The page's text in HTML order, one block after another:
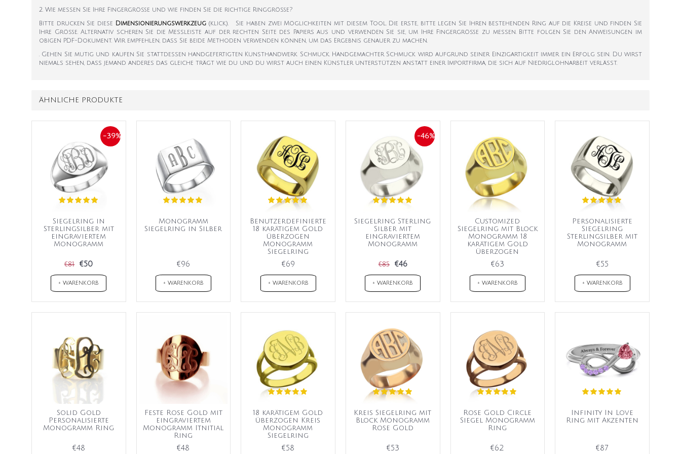
2. Wie messen Sie Ihre Fingergröße und wie finden Sie die richtige Ringgröße?
Bitte drucken Sie diese Dimensionierungswerkzeug (klick). Sie haben zwei Möglichkeiten mit diesem Tool. Die erste, bitte legen Sie Ihren bestehenden Ring auf die Kreise und finden Sie
Ihre Größe. Alternativ scheren Sie die Messleiste auf der rechten Seite des Papiers aus und verwenden Sie sie, um Ihre Fingergröße zu messen. Bitte folgen Sie den Anweisungen im
obigen PDF-Dokument. Wir empfehlen, dass Sie beide Methoden verwenden können, um das Ergebnis genauer zu machen.
. Gehen Sie mutig und kaufen Sie stattdessen handgefertigten Kunsthandwerk Schmuck. Handgemachter Schmuck wird aufgrund seiner Einzigartigkeit immer ein Erfolg sein. Du wirst
niemals sehen, dass jemand anderes das gleiche trägt wie du und du wirst auch einen Künstler unterstützen anstatt einer Importfirma, die sich auf Niedriglohnarbeit verlässt.
ÄHNLICHE PRODUKTE
-39%
Siegelring in
Sterlingsilber mit
eingraviertem
Monogramm
€81 €50
+ WARENKORB
Monogramm
Siegelring in Silber
€96
+ WARENKORB
Benutzerdefinierte
18 karätigem Gold
überzogen
Monogramm
Siegelring
€69
+ WARENKORB
-46%
Siegelring Sterling
Silber mit
eingraviertem
Monogramm
€85 €46
+ WARENKORB
Customized
Siegelring mit Block
Monogramm 18
karätigem Gold
überzogen
€63
+ WARENKORB
Personalisierte
Siegelring
Sterlingsilber mit
Monogramm
€55
+ WARENKORB
Solid Gold
Personalisierte
Monogramm Ring
€48
Feste Rose Gold mit
eingraviertem
Monogramm Itnitial
Ring
€48
18 karätigem Gold
überzogen Kreis
Monogramm
Siegelring
€58
Kreis Siegelring mit
Block Monogramm
Rose Gold
€53
Rose Gold Circle
Siegel Monogramm
Ring
€62
Infinity In Love
Ring mit Akzenten
€87